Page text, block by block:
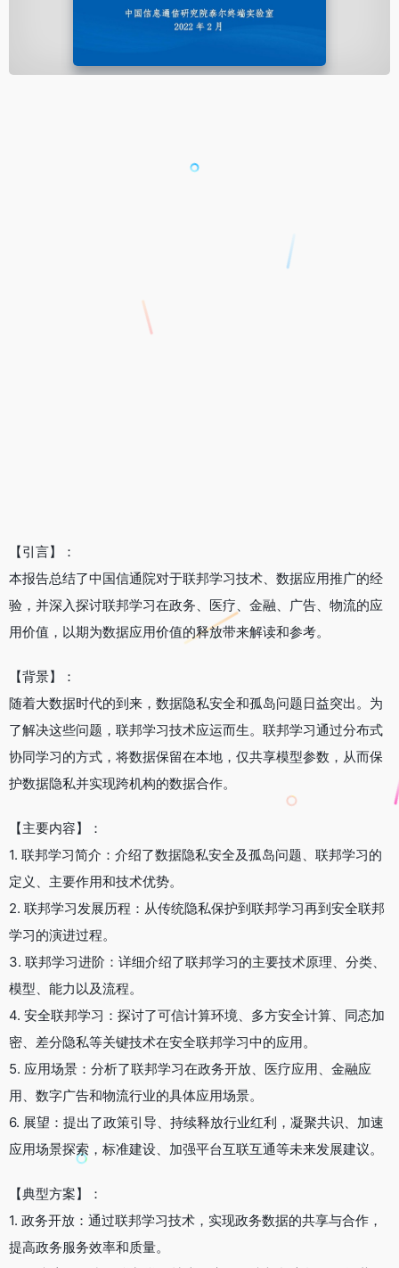
【引言】：
本报告总结了中国信通院对于联邦学习技术、数据应用推广的经
验，并深入探讨联邦学习在政务、医疗、金融、广告、物流的应
用价值，以期为数据应用价值的释放带来解读和参考。
【背景】：
随着大数据时代的到来，数据隐私安全和孤岛问题日益突出。为
了解决这些问题，联邦学习技术应运而生。联邦学习通过分布式
协同学习的方式，将数据保留在本地，仅共享模型参数，从而保
护数据隐私并实现跨机构的数据合作。
【主要内容】：
1. 联邦学习简介：介绍了数据隐私安全及孤岛问题、联邦学习的
定义、主要作用和技术优势。
2. 联邦学习发展历程：从传统隐私保护到联邦学习再到安全联邦
学习的演进过程。
3. 联邦学习进阶：详细介绍了联邦学习的主要技术原理、分类、
模型、能力以及流程。
4. 安全联邦学习：探讨了可信计算环境、多方安全计算、同态加
密、差分隐私等关键技术在安全联邦学习中的应用。
5. 应用场景：分析了联邦学习在政务开放、医疗应用、金融应
用、数字广告和物流行业的具体应用场景。
6. 展望：提出了政策引导、持续释放行业红利，凝聚共识、加速
应用场景探索，标准建设、加强平台互联互通等未来发展建议。
【典型方案】：
1. 政务开放：通过联邦学习技术，实现政务数据的共享与合作，
提高政务服务效率和质量。